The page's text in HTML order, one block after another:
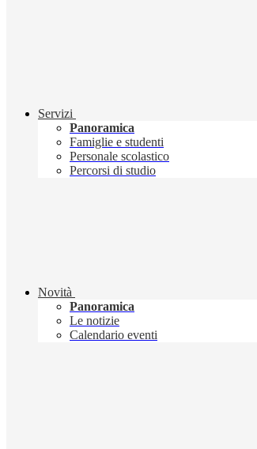
Servizi
Panoramica
Famiglie e studenti
Personale scolastico
Percorsi di studio
Novità
Panoramica
Le notizie
Calendario eventi